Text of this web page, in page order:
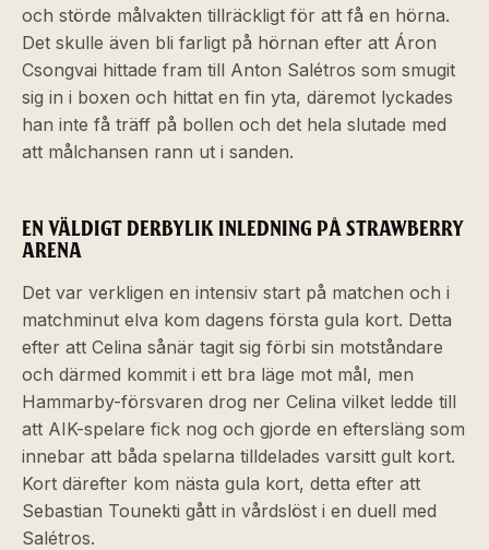
och störde målvakten tillräckligt för att få en hörna.
Det skulle även bli farligt på hörnan efter att Áron
Csongvai hittade fram till Anton Salétros som smugit
sig in i boxen och hittat en fin yta, däremot lyckades
han inte få träff på bollen och det hela slutade med
att målchansen rann ut i sanden.
EN VÄLDIGT DERBYLIK INLEDNING PÅ STRAWBERRY
ARENA
Det var verkligen en intensiv start på matchen och i
matchminut elva kom dagens första gula kort. Detta
efter att Celina sånär tagit sig förbi sin motståndare
och därmed kommit i ett bra läge mot mål, men
Hammarby-försvaren drog ner Celina vilket ledde till
att AIK-spelare fick nog och gjorde en eftersläng som
innebar att båda spelarna tilldelades varsitt gult kort.
Kort därefter kom nästa gula kort, detta efter att
Sebastian Tounekti gått in vårdslöst i en duell med
Salétros.